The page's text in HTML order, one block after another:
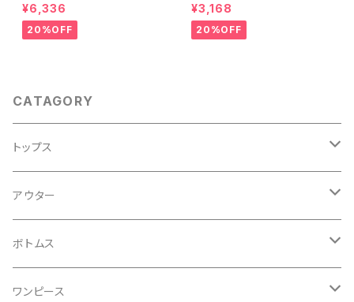
¥6,336
20%OFF
¥3,168
20%OFF
CATAGORY
トップス
Ｔシャツ
キャミソール・タンクトップ
シャツ
アウター
コート
ジャケット
ボトムス
デニム
ワンピース